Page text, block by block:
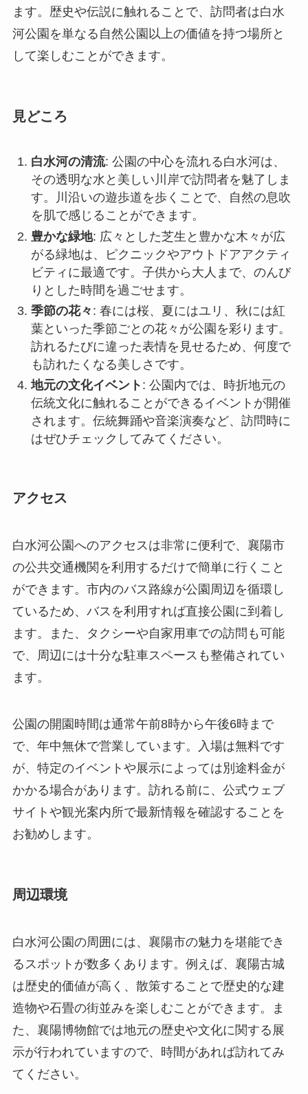
見どころ
白水河の清流 : 公園の中心を流れる白水河は、
豊かな緑地
ビティに最適です。子供から大人まで、のんび
りとした時間を過ごせます。
季節の花々: 春には桜、夏にはユリ、秋には紅
葉といった季節ごとの花々が公園を彩ります。
訪れるたびに違った表情を見せるため、何度で
も訪れたくなる美しさです。
地元の文化イベント : 公園内では、時折地元の
伝統文化に触れることができるイベントが開催
されます。伝統舞踊や音楽演奏など、訪問時に
はぜひチェックしてみてください。
アクセス
白水河公園へのアクセスは非常に便利で、襄陽市
ているため、バスを利用すれば直接公園に到着し
で、周辺には十分な駐車スペースも整備されてい
ます。
公園の開園時間は通常午前8時から午後6時まで
で、年中無休で営業しています。入場は無料です
が、特定のイベントや展示によっては別途料金が
かかる場合があります。訪れる前に、公式ウェブ
お勧めします。
周辺環境
白水河公園の周囲には、襄陽市の魅力を堪能でき
造物や石畳の街並みを楽しむことができます。ま
示が行われていますので、時間があれば訪れてみ
てください。
周辺には美味しい地元料理を楽しめるレストラン
や宿泊施設も充実しています。特に地元の郷土料
理である「襄陽牛肉麺」や「三峡ピントウ」が人
気です。また、外観が美しいカフェや土産物店も